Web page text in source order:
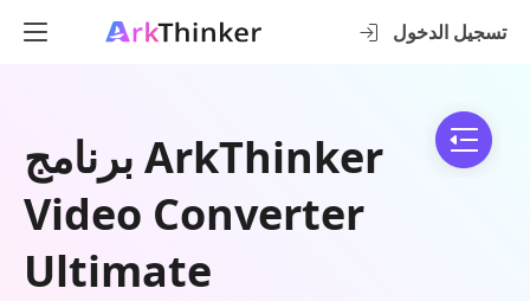
تسجيل الدخول
برنامج ArkThinker
Video Converter
Ultimate